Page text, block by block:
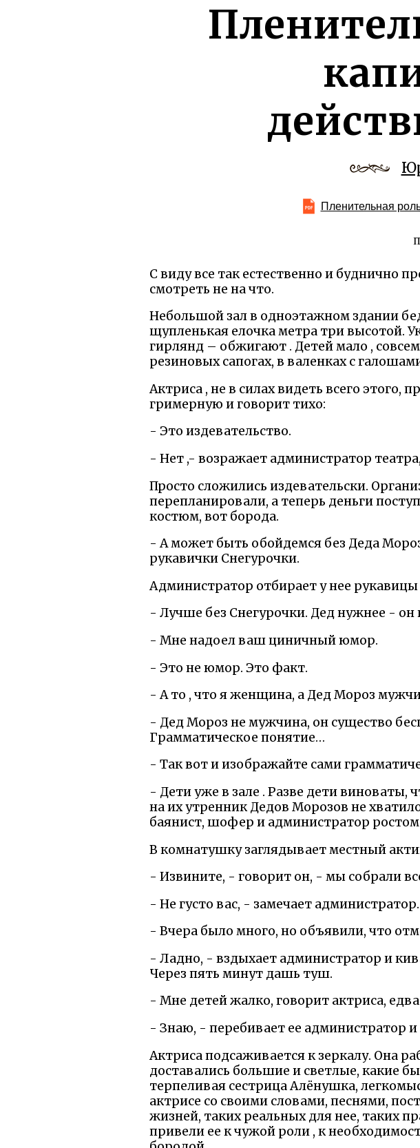
Пленительная
С виду все так естественно и буднично
смотреть не на что.
Небольшой зал в одноэтажном здании
щупленькая елочка метра три высотой.
гирлянд – обжигают . Детей мало ,
резиновых сапогах, в валенках с
Актриса , не в силах видеть всего
гримерную и говорит тихо:
- Это издевательство.
- Нет ,- возражает администратор
Просто сложились издевательски.
перепланировали, а теперь деньги
костюм, вот борода.
- А может быть обойдемся без Деда
рукавички Снегурочки.
Администратор отбирает у нее
- Лучше без Снегурочки. Дед нужнее - он
- Мне надоел ваш циничный юмор.
- Это не юмор. Это факт.
- А то , что я женщина, а Дед Мороз
- Дед Мороз не мужчина, он существо
Грамматическое понятие…
- Так вот и изображайте сами
- Дети уже в зале . Разве дети виноваты,
на их утренник Дедов Морозов не
баянист, шофер и администратор ростом
В комнатушку заглядывает местный
- Извините, - говорит он, - мы собрали
- Не густо вас, - замечает администратор.
- Вчера было много, но объявили, что
- Ладно, - вздыхает администратор и
Через пять минут дашь туш.
- Мне детей жалко, говорит актриса,
- Знаю, - перебивает ее администратор
Актриса подсаживается к зеркалу. Она
доставались большие и светлые, какие
терпеливая сестрица Алёнушка,
актрисе со своими словами, песнями,
жизней, таких реальных для нее, таких
привели ее к чужой роли , к